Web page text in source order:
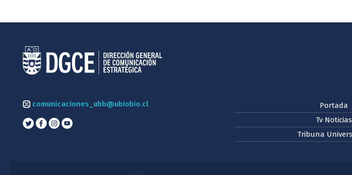
comunicaciones_ubb@ubiobio.cl
Portada
Tv Noticias
Tribuna